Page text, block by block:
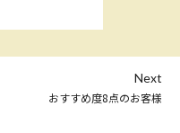
Next
おすすめ度8点のお客様